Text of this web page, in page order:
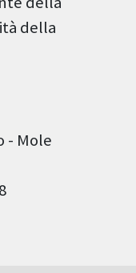
della
- Mole